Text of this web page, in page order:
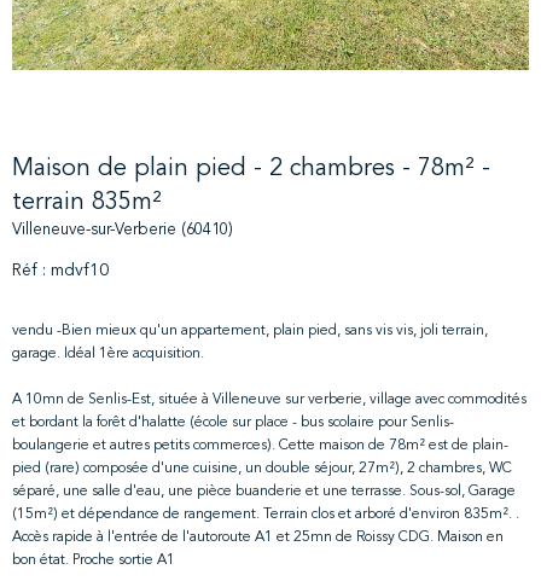
Maison de plain pied - 2 chambres - 78m² -
terrain 835m²
Villeneuve-sur-Verberie (60410)
Réf : mdvf10
vendu -Bien mieux qu'un appartement, plain pied, sans vis vis, joli terrain,
garage. Idéal 1ère acquisition.
A 10mn de Senlis-Est, située à Villeneuve sur verberie, village avec commodités
et bordant la forêt d'halatte (école sur place - bus scolaire pour Senlis-
boulangerie et autres petits commerces). Cette maison de 78m² est de plain-
pied (rare) composée d'une cuisine, un double séjour, 27m²), 2 chambres, WC
séparé, une salle d'eau, une pièce buanderie et une terrasse. Sous-sol, Garage
(15m²) et dépendance de rangement. Terrain clos et arboré d'environ 835m². .
Accès rapide à l'entrée de l'autoroute A1 et 25mn de Roissy CDG. Maison en
bon état. Proche sortie A1